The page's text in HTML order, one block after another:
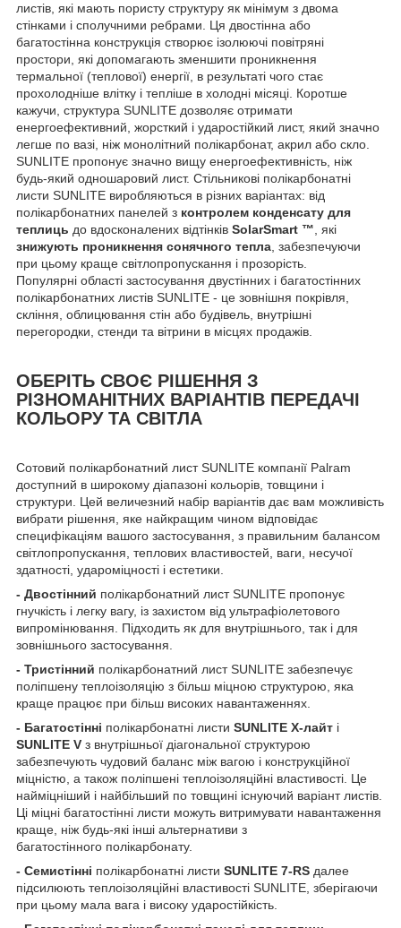
листів, які мають пористу структуру як мінімум з двома
стінками і сполучними ребрами. Ця двостінна або
багатостінна конструкція створює ізолюючі повітряні
простори, які допомагають зменшити проникнення
термальної (теплової) енергії, в результаті чого стає
прохолодніше влітку і тепліше в холодні місяці. Коротше
кажучи, структура SUNLITE дозволяє отримати
енергоефективний, жорсткий і ударостійкий лист, який значно
легше по вазі, ніж монолітний полікарбонат, акрил або скло.
SUNLITE пропонує значно вищу енергоефективність, ніж
будь-який одношаровий лист. Стільникові полікарбонатні
листи SUNLITE виробляються в різних варіантах: від
полікарбонатних панелей з контролем конденсату для
теплиць до вдосконалених відтінків SolarSmart ™, які
знижують проникнення сонячного тепла, забезпечуючи
при цьому краще світлопропускання і прозорість.
Популярні області застосування двустінних і багатостінних
полікарбонатних листів SUNLITE - це зовнішня покрівля,
скління, облицювання стін або будівель, внутрішні
перегородки, стенди та вітрини в місцях продажів.
ОБЕРІТЬ СВОЄ РІШЕННЯ З
РІЗНОМАНІТНИХ ВАРІАНТІВ ПЕРЕДАЧІ
КОЛЬОРУ ТА СВІТЛА
Сотовий полікарбонатний лист SUNLITE компанії Palram
доступний в широкому діапазоні кольорів, товщини і
структури. Цей величезний набір варіантів дає вам можливість
вибрати рішення, яке найкращим чином відповідає
специфікаціям вашого застосування, з правильним балансом
світлопропускання, теплових властивостей, ваги, несучої
здатності, удароміцності і естетики.
- Двостінний полікарбонатний лист SUNLITE пропонує
гнучкість і легку вагу, із захистом від ультрафіолетового
випромінювання. Підходить як для внутрішнього, так і для
зовнішнього застосування.
- Тристінний полікарбонатний лист SUNLITE забезпечує
поліпшену теплоізоляцію з більш міцною структурою, яка
краще працює при більш високих навантаженнях.
- Багатостінні полікарбонатні листи SUNLITE X-лайт і
SUNLITE V з внутрішньої діагональної структурою
забезпечують чудовий баланс між вагою і конструкційної
міцністю, а також поліпшені теплоізоляційні властивості. Це
найміцніший і найбільший по товщині існуючий варіант листів.
Ці міцні багатостінні листи можуть витримувати навантаження
краще, ніж будь-які інші альтернативи з
багатостінного полікарбонату.
- Семистінні полікарбонатні листи SUNLITE 7-RS далее
підсилюють теплоізоляційні властивості SUNLITE, зберігаючи
при цьому мала вага і високу ударостійкість.